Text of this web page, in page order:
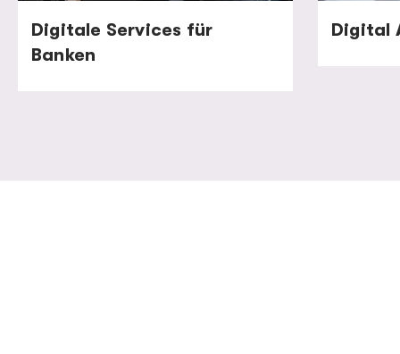
Digitale Services für
Banken
Digital